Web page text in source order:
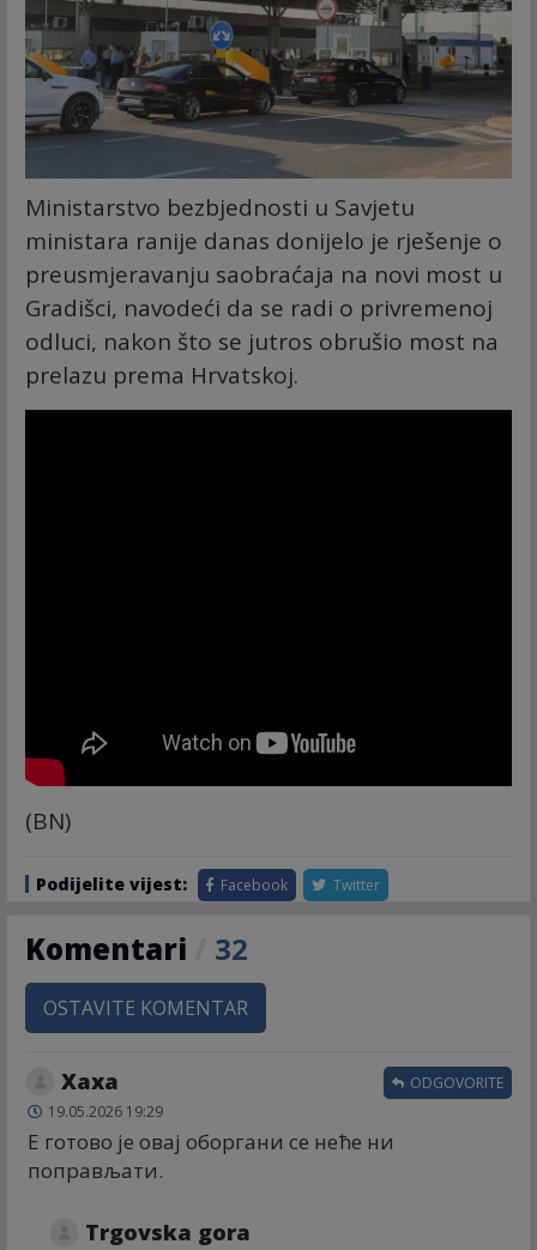
Ministarstvo bezbjednosti u Savjetu
ministara ranije danas donijelo je rješenje o
preusmjeravanju saobraćaja na novi most u
Gradišci, navodeći da se radi o privremenoj
odluci, nakon što se jutros obrušio most na
prelazu prema Hrvatskoj.
(BN)
Podijelite vijest: Facebook Twitter
Komentari 32
OSTAVITE KOMENTAR
Хаха
19.05.2026 19:29
Е готово је овај оборгани се неће ни
поправљати.
ODGOVORITE
Trgovska gora